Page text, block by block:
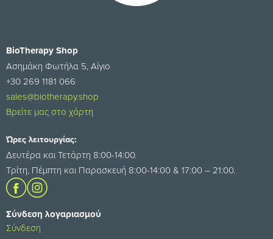
BioTherapy Shop
Ασημάκη Φωτήλα 5, Αίγιο
+30 269 1181 066
sales@biotherapy.shop
Βρείτε μας στο χάρτη
Ώρες λειτουργίας:
Δευτέρα και Τετάρτη 8:00-14:00.
Τρίτη, Πέμπτη και Παρασκευή 8:00-14:00 & 17:00 – 21:00.
Σύνδεση λογαριασμού
Σύνδεση